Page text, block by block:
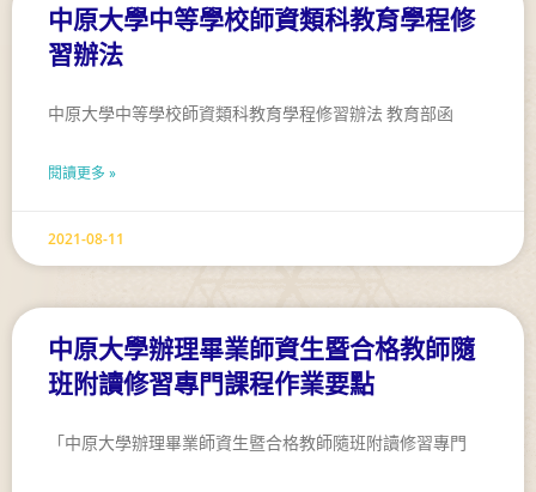
中原大學中等學校師資類科教育學程修
習辦法
中原大學中等學校師資類科教育學程修習辦法 教育部函
閱讀更多 »
2021-08-11
中原大學辦理畢業師資生暨合格教師隨
班附讀修習專門課程作業要點
「中原大學辦理畢業師資生暨合格教師隨班附讀修習專門